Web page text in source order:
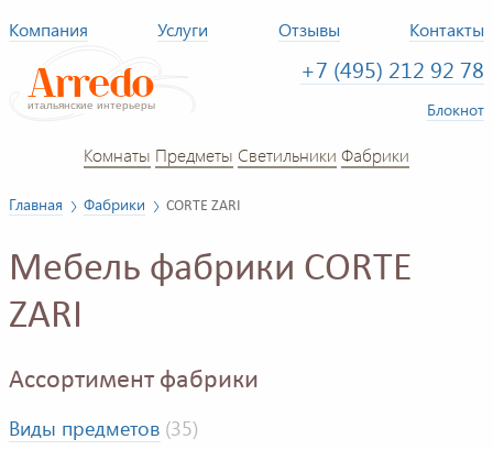
Компания Услуги Отзывы Контакты
+7 (495) 212 92 78
Блокнот
Комнаты Предметы Светильники Фабрики
Главная Фабрики CORTE ZARI
Мебель фабрики CORTE
ZARI
Ассортимент фабрики
Виды предметов (35)